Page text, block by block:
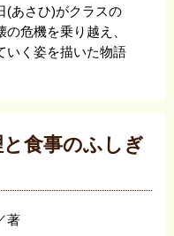
(あさひ)がクラスの
の危機を乗り越え、
いく姿を描いた物語
食事のふしぎ
著